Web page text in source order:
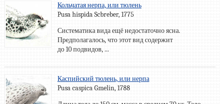
Кольчатая нерпа, или тюлень
Pusa hispida Scbreber, 1775
Систематика вида ещё недостаточно ясна.
Предполагалось, что этот вид содержит
до 10 подвидов, ...
Каспийский тюлень, или нерпа
Pusa caspica Gmelin, 1788